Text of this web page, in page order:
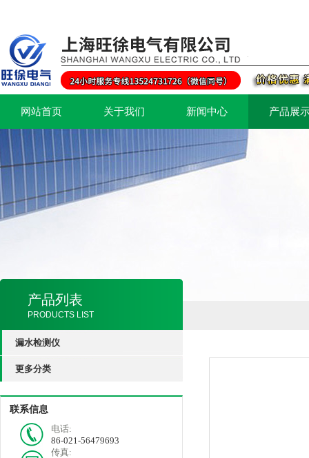
网站首页 关于我们 新闻中心 产品展
产品列表
PRODUCTS LIST
漏水检测仪
更多分类
联系信息
电话:
86-021-56479693
传真: